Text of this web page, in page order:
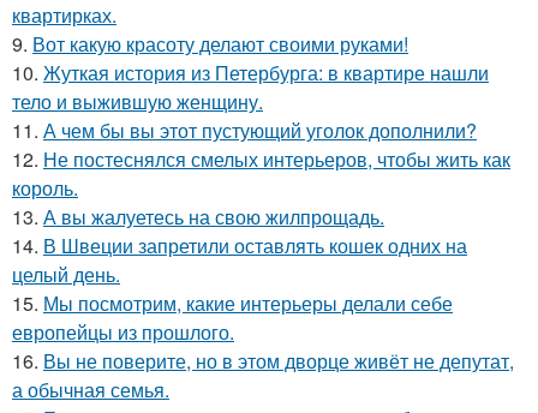
квартирках.
9. Вот какую красоту делают своими руками!
10. Жуткая история из Петербурга: в квартире нашли
тело и выжившую женщину.
11. А чем бы вы этот пустующий уголок дополнили?
12. Не постеснялся смелых интерьеров, чтобы жить как
король.
13. А вы жалуетесь на свою жилпрощадь.
14. В Швеции запретили оставлять кошек одних на
целый день.
15. Мы посмотрим, какие интерьеры делали себе
европейцы из прошлого.
16. Вы не поверите, но в этом дворце живёт не депутат,
а обычная семья.